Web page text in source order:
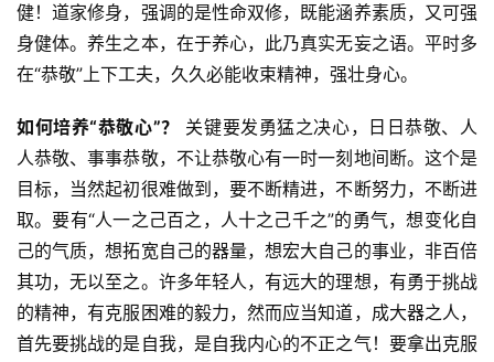
健！道家修身，强调的是性命双修，既能涵养素质，又可强
身健体。养生之本，在于养心，此乃真实无妄之语。平时多
在“恭敬”上下工夫，久久必能收束精神，强壮身心。
如何培养“恭敬心”？
关键要发勇猛之决心，日日恭敬、人
人恭敬、事事恭敬，不让恭敬心有一时一刻地间断。这个是
目标，当然起初很难做到，要不断精进，不断努力，不断进
取。要有“人一之己百之，人十之己千之”的勇气，想变化自
己的气质，想拓宽自己的器量，想宏大自己的事业，非百倍
其功，无以至之。许多年轻人，有远大的理想，有勇于挑战
的精神，有克服困难的毅力，然而应当知道，成大器之人，
首先要挑战的是自我，是自我内心的不正之气！要拿出克服